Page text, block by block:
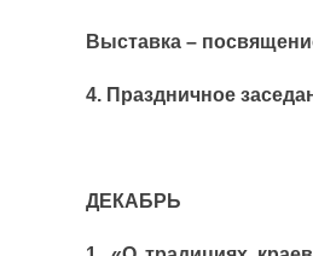
Выставка –
4. Праздничное
ДЕКАБРЬ